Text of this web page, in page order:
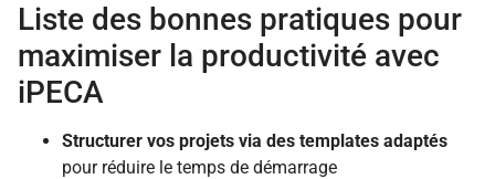
Liste des bonnes pratiques pour
maximiser la productivité avec
iPECA
Structurer vos projets via des templates adaptés
pour réduire le temps de démarrage